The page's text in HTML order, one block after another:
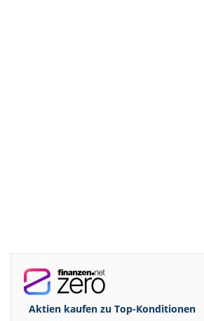
Aktien kaufen zu Top-Konditionen